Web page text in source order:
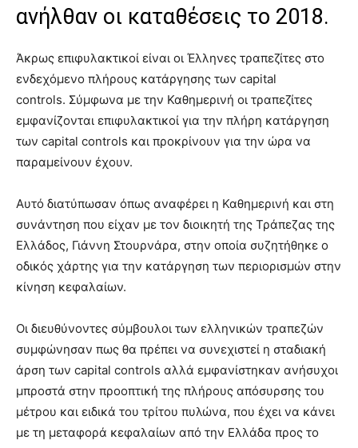
ανήλθαν οι καταθέσεις το 2018.
Άκρως επιφυλακτικοί είναι οι Έλληνες τραπεζίτες στο
ενδεχόμενο πλήρους κατάργησης των capital
controls. Σύμφωνα με την Καθημερινή οι τραπεζίτες
εμφανίζονται επιφυλακτικοί για την πλήρη κατάργηση
των capital controls και προκρίνουν για την ώρα να
παραμείνουν έχουν.
Αυτό διατύπωσαν όπως αναφέρει η Καθημερινή και στη
συνάντηση που είχαν με τον διοικητή της Τράπεζας της
Ελλάδος, Γιάννη Στουρνάρα, στην οποία συζητήθηκε ο
οδικός χάρτης για την κατάργηση των περιορισμών στην
κίνηση κεφαλαίων.
Οι διευθύνοντες σύμβουλοι των ελληνικών τραπεζών
συμφώνησαν πως θα πρέπει να συνεχιστεί η σταδιακή
άρση των capital controls αλλά εμφανίστηκαν ανήσυχοι
μπροστά στην προοπτική της πλήρους απόσυρσης του
μέτρου και ειδικά του τρίτου πυλώνα, που έχει να κάνει
με τη μεταφορά κεφαλαίων από την Ελλάδα προς το